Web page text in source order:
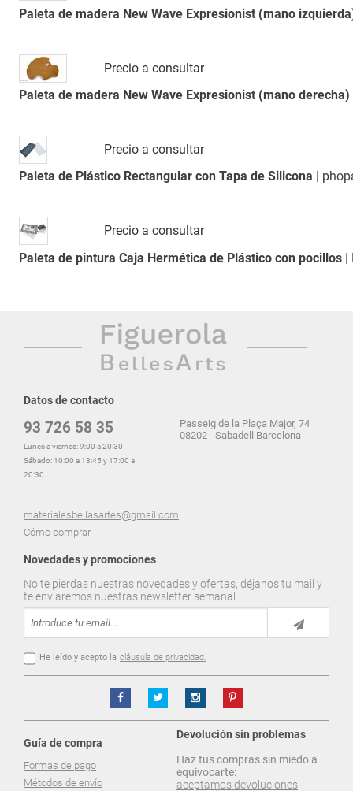
Paleta de madera New Wave Expresionist (mano
Paleta de madera New Wave Expresionist (mano derecha)
Precio a consultar
Paleta de Plástico Rectangular con Tapa de Silicona |
Precio a consultar
Paleta de pintura Caja Hermética de Plástico con pocillos |
Precio a consultar
Datos de contacto
93 726 58 35
Lunes a viernes: 9:00 a 20:30
Sábado: 10:00 a 13:45 y 17:00 a
20:30
materialesbellasartes@gmail.com
Cómo comprar
Passeig de la Plaça Major, 74
08202 - Sabadell Barcelona
Novedades y promociones
No te pierdas nuestras novedades y ofertas, déjanos tu mail y
te enviaremos nuestras newsletter semanal.
He leído y acepto la cláusula de privacidad.
Guía de compra
Formas de pago
Métodos de envío
Devolución sin problemas
Haz tus compras sin miedo a
equivocarte:
aceptamos devoluciones